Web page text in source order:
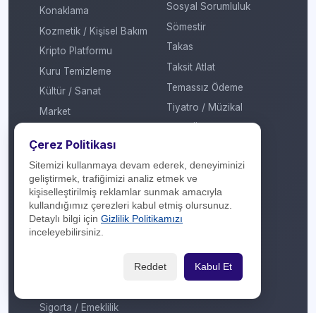
Konaklama
Kozmetik / Kişisel Bakım
Kripto Platformu
Kuru Temizleme
Kültür / Sanat
Market
Mobilya / Dekorasyon
Mutfak Gereçleri /
Küçük Ev Aletleri
Optik / Saat
Otomotiv
Sigorta / Emeklilik
Sosyal Sorumluluk
Sömestir
Takas
Taksit Atlat
Temassız Ödeme
Tiyatro / Müzikal
Yılbaşı
Yöresel Ürünler
Çerez Politikası
Sitemizi kullanmaya devam ederek, deneyiminizi
geliştirmek, trafiğimizi analiz etmek ve
kişiselleştirilmiş reklamlar sunmak amacıyla
kullandığımız çerezleri kabul etmiş olursunuz.
Detaylı bilgi için Gizlilik Politikamızı
inceleyebilirsiniz.
Reddet Kabul Et